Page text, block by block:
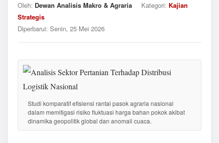
Oleh: Dewan Analisis Makro & Agraria Kategori: Kajian
Strategis
Diperbarui: Senin, 25 Mei 2026
Studi komparatif efisiensi rantai pasok agraria nasional
dalam memitigasi risiko fluktuasi harga bahan pokok akibat
dinamika geopolitik global dan anomali cuaca.